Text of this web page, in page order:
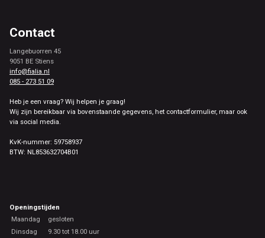
Contact
Langebuorren 45
9051 BE Stiens
info@fialia.nl
085 - 273 51 09
Heb je een vraag? Wij helpen je graag!
Wij zijn bereikbaar via bovenstaande gegevens, het contactformulier, maar ook
via social media.
KvK-nummer: 59758937
BTW: NL853632704B01
Openingstijden
Maandag
gesloten
Dinsdag
9.30 tot 18.00 uur